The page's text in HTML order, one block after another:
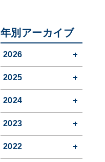
年別アーカイブ
2026
2025
2024
2023
2022